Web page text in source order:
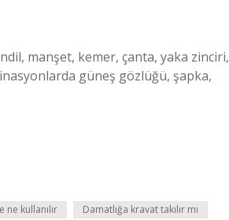
manşet, kemer, çanta, yaka zinciri,
güneş gözlüğü, şapka,
ne kullanılır Damatlığa kravat takılır mı